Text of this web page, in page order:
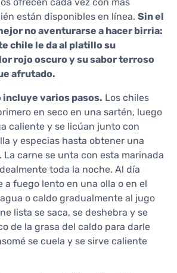
ofrecen cada vez con más
están disponibles en línea. Sin el
no aventurarse a hacer birria:
chile le da al platillo su
rojo oscuro y su sabor terroso
afrutado.
incluye varios pasos. Los chiles
en seco en una sartén, luego
caliente y se licúan junto con
y especias hasta obtener una
La carne se unta con esta marinada
toda la noche. Al día
a fuego lento en una olla o en el
o caldo gradualmente al jugo
lista se saca, se deshebra y se
de la grasa del caldo para darle
se cuela y se sirve caliente